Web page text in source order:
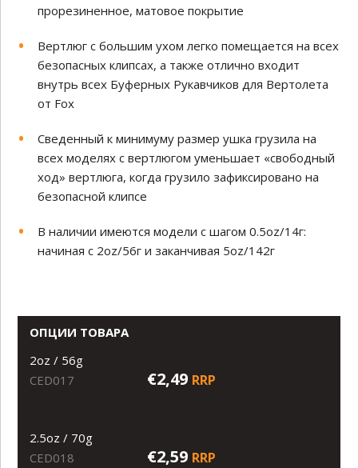
прорезиненное, матовое покрытие
Вертлюг с большим ухом легко помещается на всех
безопасных клипсах, а также отлично входит
внутрь всех Буферных Рукавчиков для Вертолета
от Fox
Сведенный к минимуму размер ушка грузила на
всех моделях с вертлюгом уменьшает «свободный
ход» вертлюга, когда грузило зафиксировано на
безопасной клипсе
В наличии имеются модели с шагом 0.5oz/14г:
начиная с 2oz/56г и заканчивая 5oz/142г
ОПЦИИ ТОВАРА
2oz / 56g
CED017
€2,49 RRP
2.5oz / 70g
CED018
€2,59 RRP